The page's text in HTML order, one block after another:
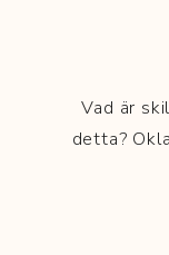
Vad är
detta?